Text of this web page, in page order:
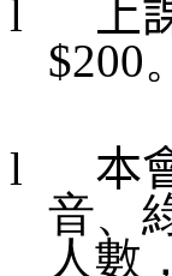
l
$200
l 本
音、
人數